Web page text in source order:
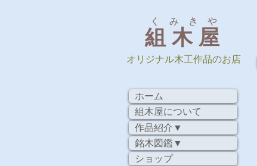
組 木 屋
く み き や
​オリジナル木工作品のお店
ホーム
組木屋について
作品紹介▼
銘木図鑑▼
ショップ